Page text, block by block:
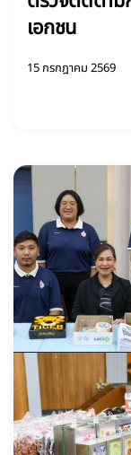
เอกชน
15 กรกฎาคม 2569